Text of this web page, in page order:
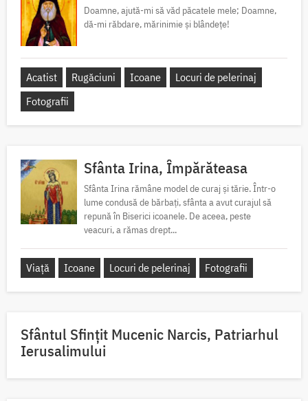
Doamne, ajută-mi să văd păcatele mele; Doamne,
dă-mi răbdare, mărinimie şi blândeţe!
Acatist Rugăciuni Icoane
Locuri de pelerinaj
Fotografii
Sfânta Irina, Împărăteasa
Sfânta Irina rămâne model de curaj și tărie. Într-o
lume condusă de bărbați, sfânta a avut curajul să
repună în Biserici icoanele. De aceea, peste
veacuri, a rămas drept...
Viață Icoane Locuri de pelerinaj Fotografii
Sfântul Sfinţit Mucenic Narcis, Patriarhul
Ierusalimului